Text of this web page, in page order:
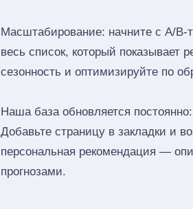
Масштабирование: начните с A/
весь список, который
сезонность и оптимизируйте по
Наша база обновляется
Добавьте страницу в закладки и
персональная рекомендация —
прогнозами.